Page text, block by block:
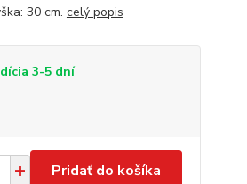
30 cm. celý popis
3-5 dní
Pridať do košíka